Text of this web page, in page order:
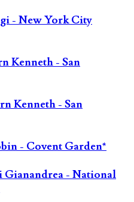
- New York City
Kenneth - San
Kenneth - San
- Covent Garden*
Gianandrea - National